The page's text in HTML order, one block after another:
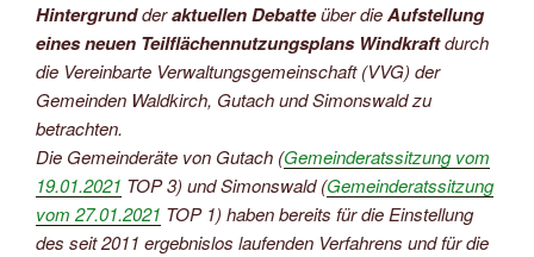
Hintergrundderaktuellen Debatteüber dieAufstellung
eines neuen Teilflächennutzungsplans Windkraftdurch
die Vereinbarte Verwaltungsgemeinschaft (VVG) der
Gemeinden Waldkirch, Gutach und Simonswald zu
betrachten.
Die Gemeinderäte von Gutach (Gemeinderatssitzung vom
19.01.2021 TOP 3) und Simonswald (Gemeinderatssitzung
vom 27.01.2021 TOP 1) haben bereits für die Einstellung
des seit 2011 ergebnislos laufenden Verfahrens und für die